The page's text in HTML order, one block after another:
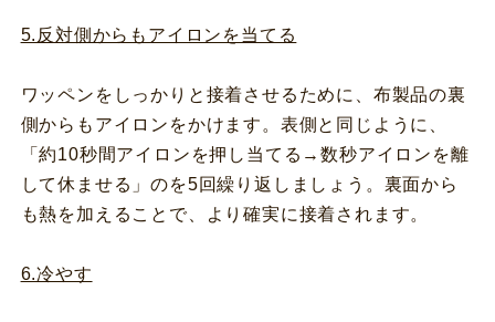
5.反対側からもアイロンを当てる
ワッペンをしっかりと接着させるために、布製品の裏
側からもアイロンをかけます。表側と同じように、
「約10秒間アイロンを押し当てる→数秒アイロンを離
して休ませる」のを5回繰り返しましょう。裏面から
も熱を加えることで、より確実に接着されます。
6.冷やす